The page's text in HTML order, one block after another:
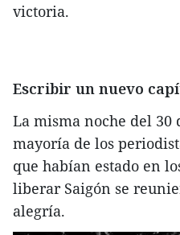
victoria.
Escribir un nuevo
La misma noche del 30
mayoría de los
que habían estado en
liberar Saigón se
alegría.